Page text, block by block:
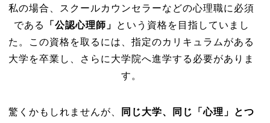
私の場合、スクールカウンセラーなどの心理職に必須
である
「公認心理師」
という資格を目指していまし
た。この資格を取るには、指定のカリキュラムがある
大学を卒業し、さらに大学院へ進学する必要がありま
す。
驚くかもしれませんが、
同じ大学、同じ「心理」とつ